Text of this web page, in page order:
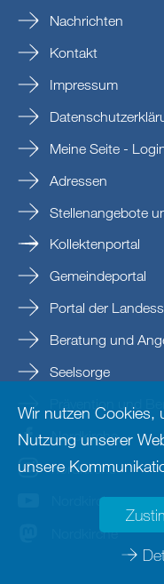
Nachrichten
Kontakt
Impressum
Meine Seite -
Adressen
Stellenangebote
Kollektenportal
Gemeindeportal
Portal der
Beratung und
Seelsorge
Prävention und
Nordkirche
nordkirche
Nordkirche
Nordkirche
Wir nutzen Cookies,
Nutzung unserer
unsere